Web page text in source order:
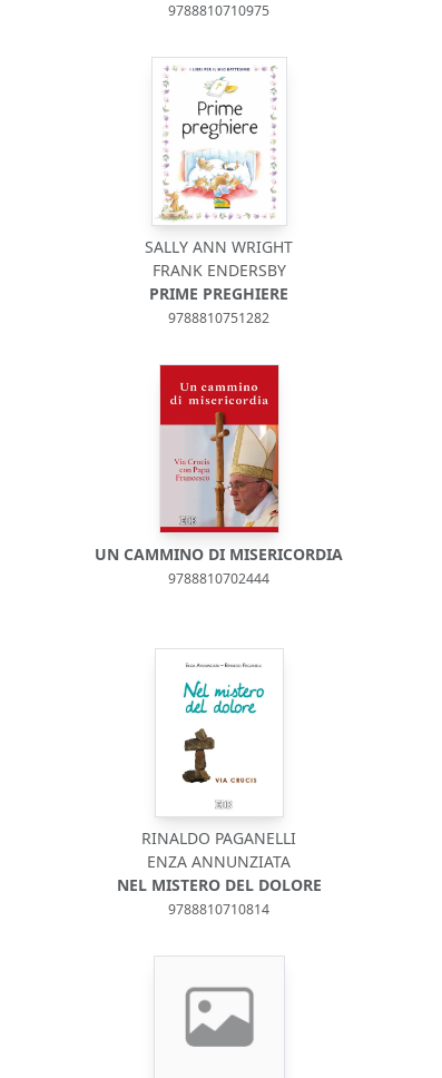
9788810710975
SALLY ANN WRIGHT
FRANK ENDERSBY
PRIME PREGHIERE
9788810751282
UN CAMMINO DI MISERICORDIA
9788810702444
RINALDO PAGANELLI
ENZA ANNUNZIATA
NEL MISTERO DEL DOLORE
9788810710814